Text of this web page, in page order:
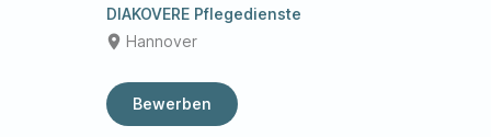
DIAKOVERE Pflegedienste
place Hannover
Bewerben